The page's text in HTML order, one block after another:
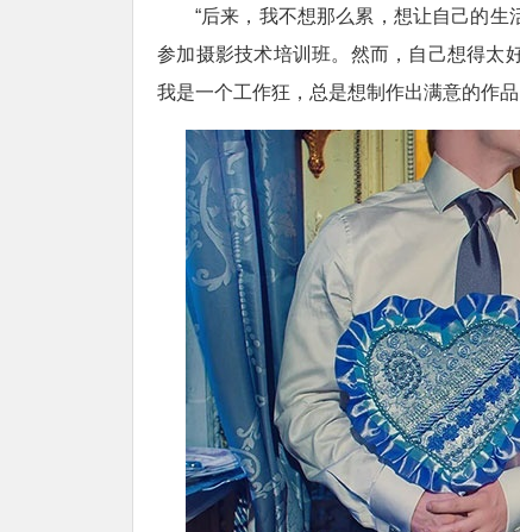
“后来，我不想那么累，想让自己的
参加摄影技术培训班。然而，自己想得太
我是一个工作狂，总是想制作出满意的作